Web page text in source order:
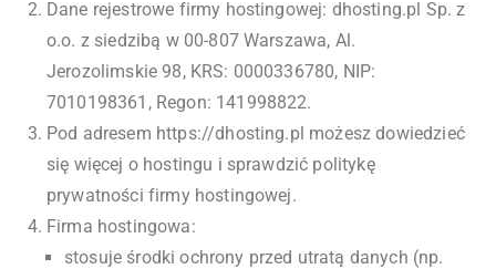
Dane rejestrowe firmy hostingowej: dhosting.pl Sp. z
o.o. z siedzibą w 00-807 Warszawa, Al.
Jerozolimskie 98, KRS: 0000336780, NIP:
7010198361, Regon: 141998822.
Pod adresem https://dhosting.pl możesz dowiedzieć
się więcej o hostingu i sprawdzić politykę
prywatności firmy hostingowej.
Firma hostingowa:
stosuje środki ochrony przed utratą danych (np.